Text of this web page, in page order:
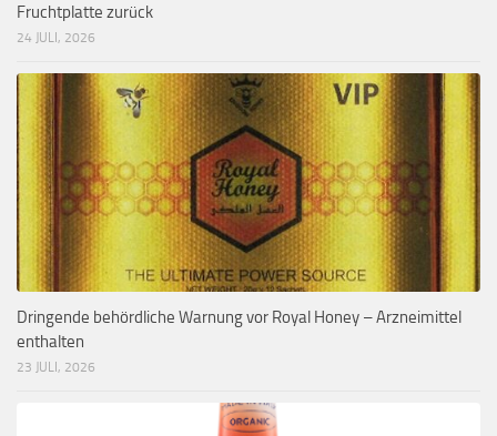
Fruchtplatte zurück
24 JULI, 2026
Dringende behördliche Warnung vor Royal Honey – Arzneimittel
enthalten
23 JULI, 2026